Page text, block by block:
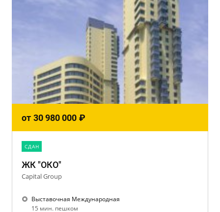
от 30 980 000 ₽
CДАН
ЖК "ОКО"
Capital Group
Выставочная Международная
15 мин. пешком